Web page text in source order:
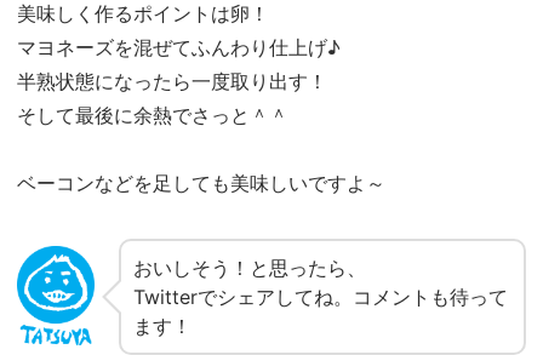
美味しく作るポイントは卵！
マヨネーズを混ぜてふんわり仕上げ♪
半熟状態になったら一度取り出す！
そして最後に余熱でさっと＾＾
ベーコンなどを足しても美味しいですよ～
おいしそう！と思ったら、
Twitterでシェアしてね。コメントも待って
ます！